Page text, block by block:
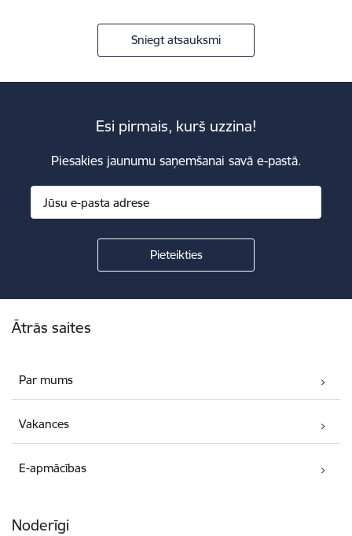
Sniegt atsauksmi
Esi pirmais, kurš uzzina!
Piesakies jaunumu saņemšanai savā e-pastā.
Ātrās saites
Par mums
Vakances
E-apmācības
Noderīgi